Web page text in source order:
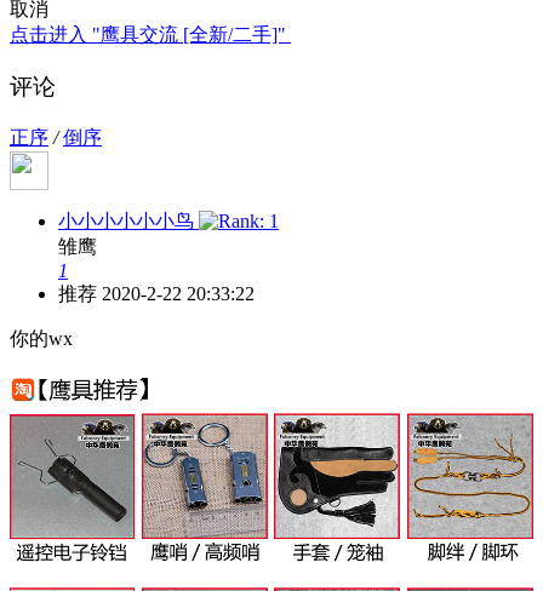
取消
点击进入 "鹰具交流 [全新/二手]"
评论
正序 / 倒序
小小小小小小鸟
雏鹰
1
推荐 2020-2-22 20:33:22
你的wx